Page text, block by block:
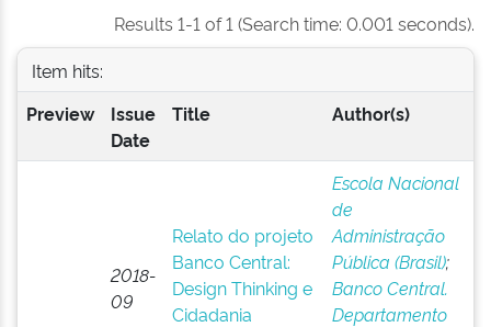
Results 1-1 of 1 (Search time: 0.001 seconds).
Item hits:
Preview
Issue
Date
Title Author(s)
2018-
09
Relato do projeto
Banco Central:
Design Thinking e
Cidadania
Escola Nacional
de
Administração
Pública (Brasil);
Banco Central.
Departamento